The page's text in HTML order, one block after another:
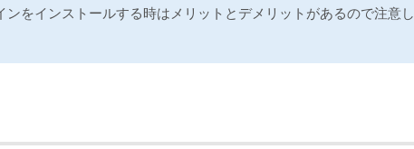
ンをインストールする時はメリットとデメリットがあるので注意し